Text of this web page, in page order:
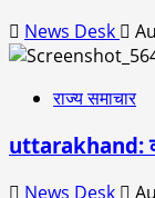
News Desk
राज्य समाचार
uttarakhand:
News Desk